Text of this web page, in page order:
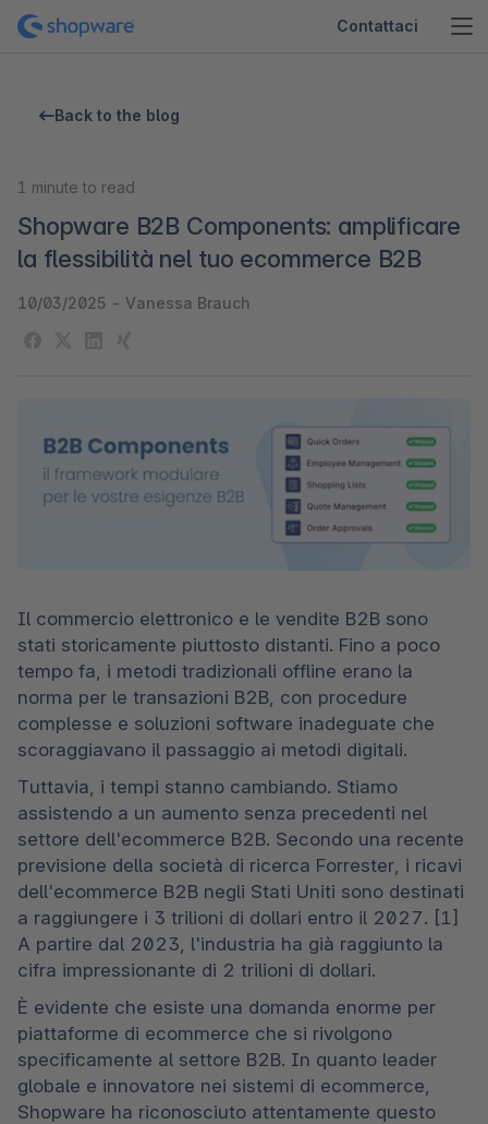
Contattaci
Back to the blog
1 minute to read
Shopware B2B Components: amplificare
la flessibilità nel tuo ecommerce B2B
10/03/2025 - Vanessa Brauch
Il commercio elettronico e le vendite B2B sono
stati storicamente piuttosto distanti. Fino a poco
tempo fa, i metodi tradizionali offline erano la
norma per le transazioni B2B, con procedure
complesse e soluzioni software inadeguate che
scoraggiavano il passaggio ai metodi digitali.
Tuttavia, i tempi stanno cambiando. Stiamo
assistendo a un aumento senza precedenti nel
settore dell'ecommerce B2B. Secondo una recente
previsione della società di ricerca Forrester, i ricavi
dell'ecommerce B2B negli Stati Uniti sono destinati
a raggiungere i 3 trilioni di dollari entro il 2027. [1]
A partire dal 2023, l'industria ha già raggiunto la
cifra impressionante di 2 trilioni di dollari.
È evidente che esiste una domanda enorme per
piattaforme di ecommerce che si rivolgono
specificamente al settore B2B. In quanto leader
globale e innovatore nei sistemi di ecommerce,
Shopware ha riconosciuto attentamente questo